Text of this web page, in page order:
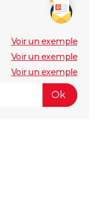
Voir un exemple
Voir un exemple
Voir un exemple